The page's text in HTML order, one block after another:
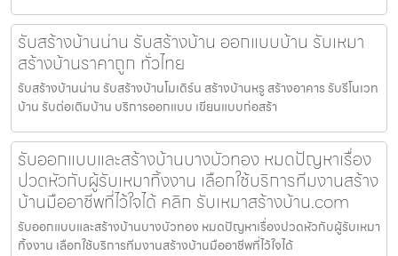
รับสร้างบ้านน่าน รับสร้างบ้าน ออกแบบบ้าน รับเหมา
สร้างบ้านราคาถูก ทั่วไทย
รับสร้างบ้านน่าน รับสร้างบ้านโมเดิร์น สร้างบ้านหรู สร้างอาคาร รับรีโนเวท
บ้าน รับต่อเติมบ้าน บริการออกแบบ เขียนแบบก่อสร้า
รับออกแบบและสร้างบ้านบางบัวทอง หมดปัญหาเรื่อง
ปวดหัวกับผู้รับเหมาทิ้งงาน เลือกใช้บริการทีมงานสร้าง
บ้านมืออาชีพที่ไว้ใจได้ คลิก รับเหมาสร้างบ้าน.com
รับออกแบบและสร้างบ้านบางบัวทอง หมดปัญหาเรื่องปวดหัวกับผู้รับเหมา
ทิ้งงาน เลือกใช้บริการทีมงานสร้างบ้านมืออาชีพที่ไว้ใจได้